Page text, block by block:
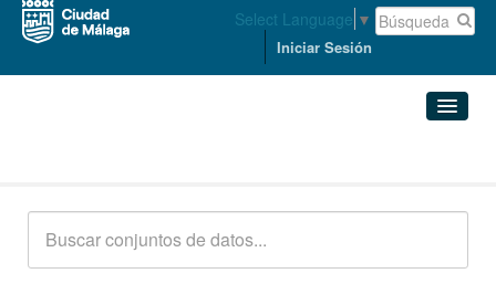
Select Language ▼
Iniciar Sesión